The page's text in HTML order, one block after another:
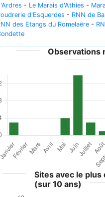
- Le Marais d'Athies -
d'Esquerdes - RNN de
des Etangs du Romelaëre -
Observations
Sites avec le
(sur 10 ans)